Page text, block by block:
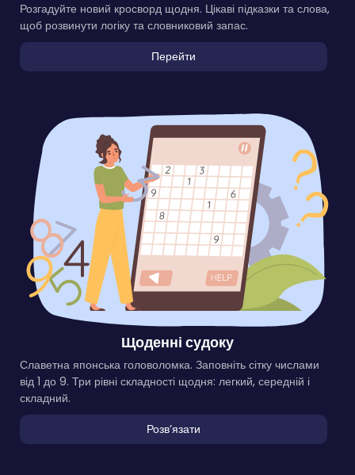
Розгадуйте новий кросворд щодня. Цікаві підказки та слова,
щоб розвинути логіку та словниковий запас.
Перейти
Щоденні судоку
Славетна японська головоломка. Заповніть сітку числами
від 1 до 9. Три рівні складності щодня: легкий, середній і
складний.
Розвʼязати